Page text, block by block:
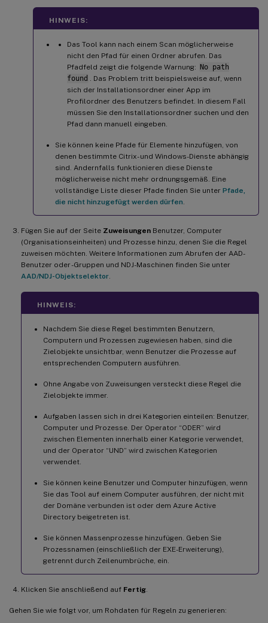
HINWEIS:
Das Tool kann nach einem Scan möglicherweise
nicht den Pfad für einen Ordner abrufen. Das
Pfadfeld zeigt die folgende Warnung: No path
found
. Das Problem tritt beispielsweise auf, wenn
sich der Installationsordner einer App im
Profilordner des Benutzers befindet. In diesem Fall
müssen Sie den Installationsordner suchen und den
Pfad dann manuell eingeben.
Sie können keine Pfade für Elemente hinzufügen, von
denen bestimmte Citrix- und Windows-Dienste abhängig
sind. Andernfalls funktionieren diese Dienste
möglicherweise nicht mehr ordnungsgemäß. Eine
vollständige Liste dieser Pfade finden Sie unter Pfade,
die nicht hinzugefügt werden dürfen
Fügen Sie auf der Seite Zuweisungen Benutzer, Computer
(Organisationseinheiten) und Prozesse hinzu, denen Sie die Regel
zuweisen möchten. Weitere Informationen zum Abrufen der AAD-
Benutzer oder -Gruppen und NDJ-Maschinen finden Sie unter
AAD/NDJ-Objektselektor
HINWEIS:
Nachdem Sie diese Regel bestimmten Benutzern,
Computern und Prozessen zugewiesen haben, sind die
Zielobjekte unsichtbar, wenn Benutzer die Prozesse auf
entsprechenden Computern ausführen.
Ohne Angabe von Zuweisungen versteckt diese Regel die
Zielobjekte immer.
Aufgaben lassen sich in drei Kategorien einteilen: Benutzer,
Computer und Prozesse. Der Operator “ODER” wird
zwischen Elementen innerhalb einer Kategorie verwendet,
und der Operator “UND” wird zwischen Kategorien
verwendet.
Sie können keine Benutzer und Computer hinzufügen, wenn
Sie das Tool auf einem Computer ausführen, der nicht mit
der Domäne verbunden ist oder dem Azure Active
Directory beigetreten ist.
Sie können Massenprozesse hinzufügen. Geben Sie
Prozessnamen (einschließlich der EXE-Erweiterung),
getrennt durch Zeilenumbrüche, ein.
Klicken Sie anschließend auf Fertig
Gehen Sie wie folgt vor, um Rohdaten für Regeln zu generieren: